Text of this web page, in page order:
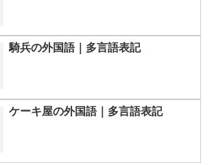
騎兵の外国語｜多言語表記
ケーキ屋の外国語｜多言語表記